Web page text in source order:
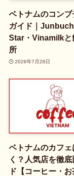
ベトナムのコン
ガイド｜
Star・Vinamilkと
所
2026年7月28日
ベトナムのカフ
く？人気店を徹
ド【コーヒー・